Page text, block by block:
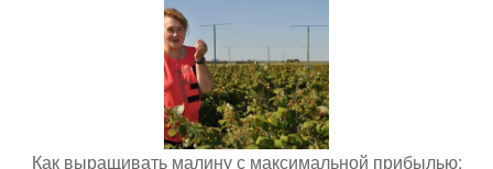
Как выращивать малину с максимальной прибылью: